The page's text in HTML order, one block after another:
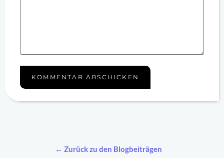
← Zurück zu den Blogbeiträgen